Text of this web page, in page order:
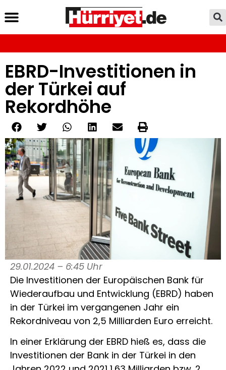
EBRD-Investitionen in
der Türkei auf
Rekordhöhe
29.01.2024 – 6:45 Uhr
Die Investitionen der Europäischen Bank für
Wiederaufbau und Entwicklung (EBRD) haben
in der Türkei im vergangenen Jahr ein
Rekordniveau von 2,5 Milliarden Euro erreicht.
In einer Erklärung der EBRD hieß es, dass die
Investitionen der Bank in der Türkei in den